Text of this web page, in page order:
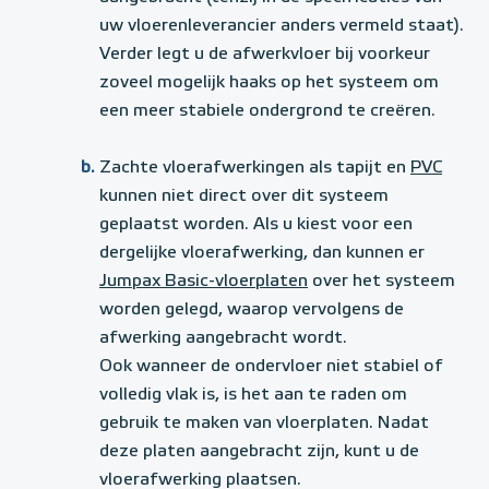
uw vloerenleverancier anders vermeld staat).
Verder legt u de afwerkvloer bij voorkeur
zoveel mogelijk haaks op het systeem om
een meer stabiele ondergrond te creëren.
b. Zachte vloerafwerkingen als tapijt en PVC
kunnen niet direct over dit systeem
geplaatst worden. Als u kiest voor een
dergelijke vloerafwerking, dan kunnen er
Jumpax Basic-vloerplaten over het systeem
worden gelegd, waarop vervolgens de
afwerking aangebracht wordt.
Ook wanneer de ondervloer niet stabiel of
volledig vlak is, is het aan te raden om
gebruik te maken van vloerplaten. Nadat
deze platen aangebracht zijn, kunt u de
vloerafwerking plaatsen.